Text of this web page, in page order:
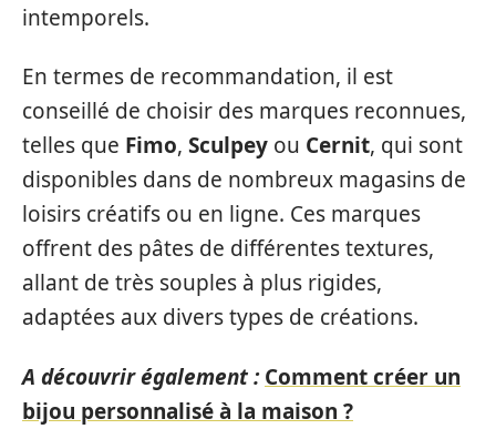
intemporels.
En termes de recommandation, il est
conseillé de choisir des marques reconnues,
telles que Fimo, Sculpey ou Cernit, qui sont
disponibles dans de nombreux magasins de
loisirs créatifs ou en ligne. Ces marques
offrent des pâtes de différentes textures,
allant de très souples à plus rigides,
adaptées aux divers types de créations.
A découvrir également : Comment créer un
bijou personnalisé à la maison ?